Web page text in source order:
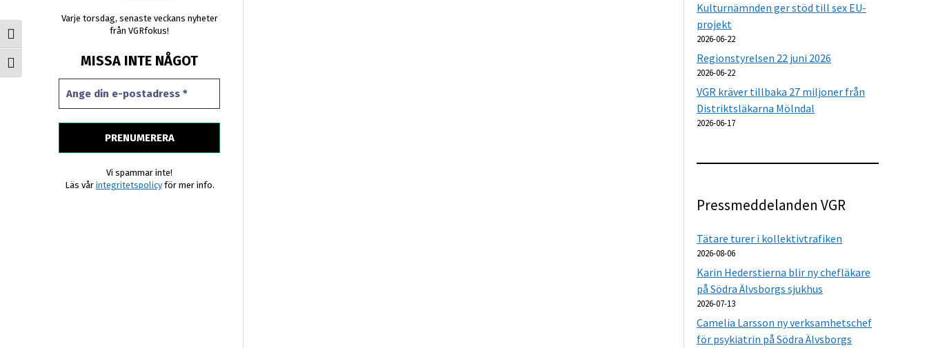
Slå på/av hög kontrast
Slå på/av textstorlek
Varje torsdag, senaste veckans nyheter
från VGRfokus!
MISSA INTE NÅGOT
Vi spammar inte!
Läs vår integritetspolicyför mer info.
Kulturnämnden ger stöd till sex EU-
projekt
2026-06-22
Regionstyrelsen 22 juni 2026
2026-06-22
VGR kräver tillbaka 27 miljoner från
Distriktsläkarna Mölndal
2026-06-17
Pressmeddelanden VGR
Tätare turer i kollektivtrafiken
2026-08-06
Karin Hederstierna blir ny chefläkare
på Södra Älvsborgs sjukhus
2026-07-13
Camelia Larsson ny verksamhetschef
för psykiatrin på Södra Älvsborgs